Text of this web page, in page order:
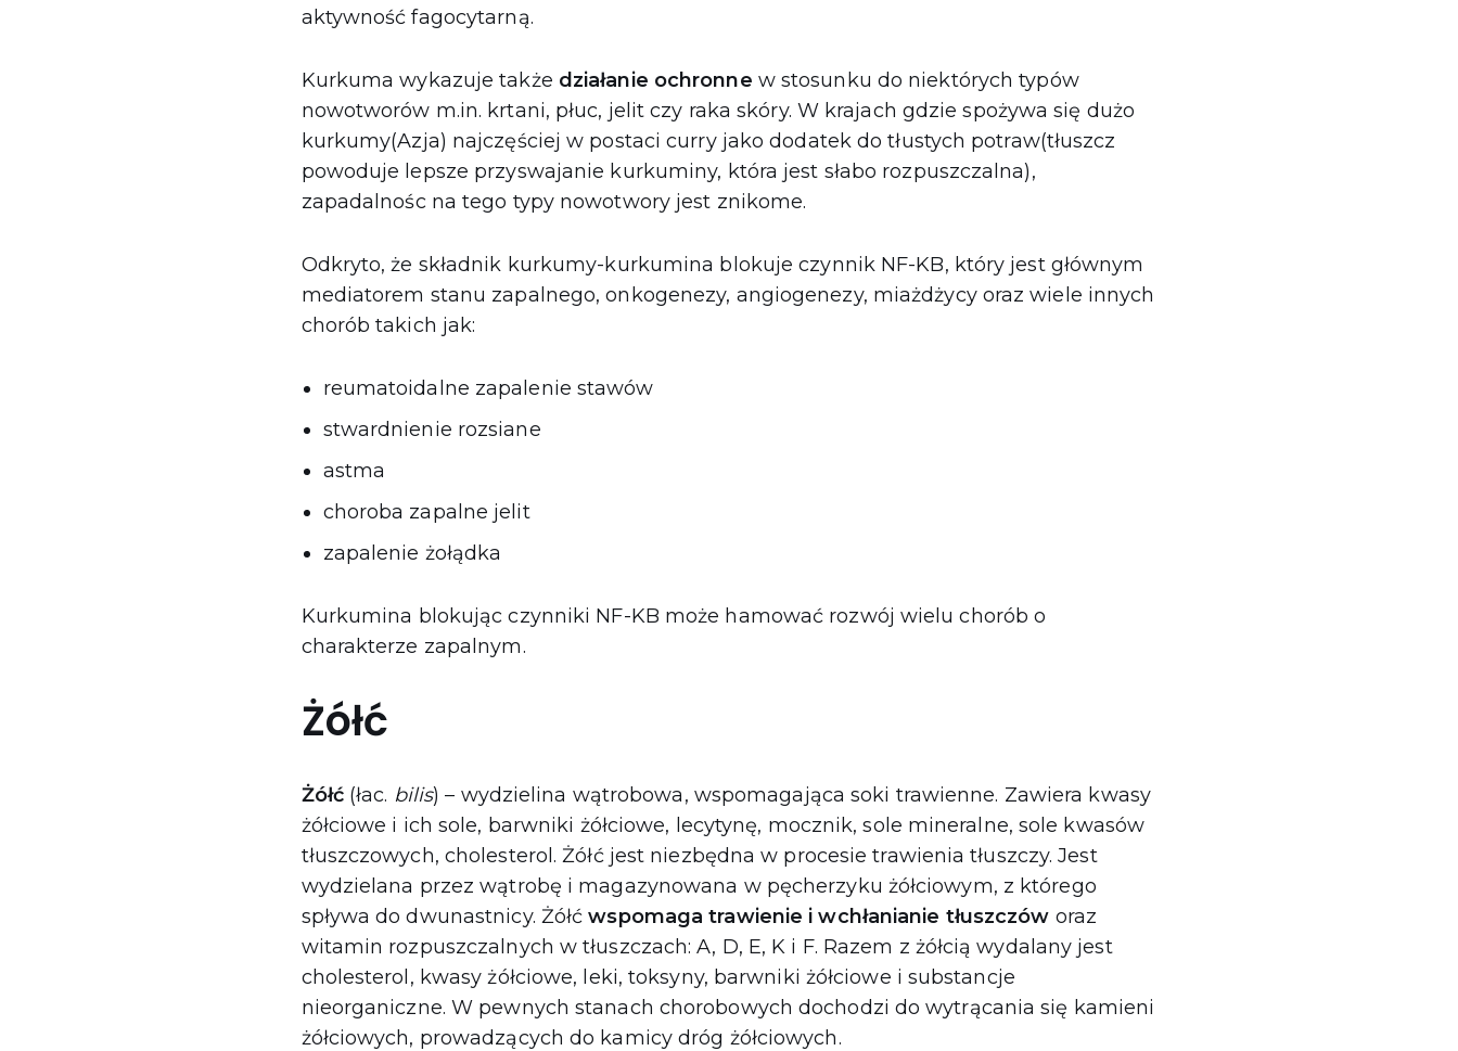
aktywność fagocytarną.
Kurkuma wykazuje także działanie ochronne w stosunku do niektórych typów
nowotworów m.in. krtani, płuc, jelit czy raka skóry. W krajach gdzie spożywa się dużo
kurkumy(Azja) najczęściej w postaci curry jako dodatek do tłustych potraw(tłuszcz
powoduje lepsze przyswajanie kurkuminy, która jest słabo rozpuszczalna),
zapadalnośc na tego typy nowotwory jest znikome.
Odkryto, że składnik kurkumy-kurkumina blokuje czynnik NF-KB, który jest głównym
mediatorem stanu zapalnego, onkogenezy, angiogenezy, miażdżycy oraz wiele innych
chorób takich jak:
reumatoidalne zapalenie stawów
stwardnienie rozsiane
astma
choroba zapalne jelit
zapalenie żołądka
Kurkumina blokując czynniki NF-KB może hamować rozwój wielu chorób o
charakterze zapalnym.
Żółć
Żółć(łac. bilis) – wydzielina wątrobowa, wspomagająca soki trawienne. Zawiera kwasy
żółciowe i ich sole, barwniki żółciowe, lecytynę, mocznik, sole mineralne, sole kwasów
tłuszczowych, cholesterol. Żółć jest niezbędna w procesie trawienia tłuszczy. Jest
wydzielana przez wątrobę i magazynowana w pęcherzyku żółciowym, z którego
spływa do dwunastnicy. Żółćwspomaga trawienie i wchłanianie tłuszczów oraz
witamin rozpuszczalnych w tłuszczach: A, D, E, K i F. Razem z żółcią wydalany jest
cholesterol, kwasy żółciowe, leki, toksyny, barwniki żółciowe i substancje
nieorganiczne. W pewnych stanach chorobowych dochodzi do wytrącania się kamieni
żółciowych, prowadzących do kamicy dróg żółciowych.